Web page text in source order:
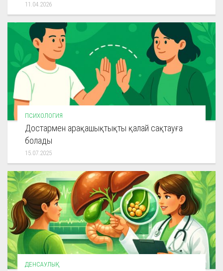
11.04.2026
ПСИХОЛОГИЯ
Достармен арақашықтықты қалай сақтауға
болады
15.07.2025
ДЕНСАУЛЫҚ